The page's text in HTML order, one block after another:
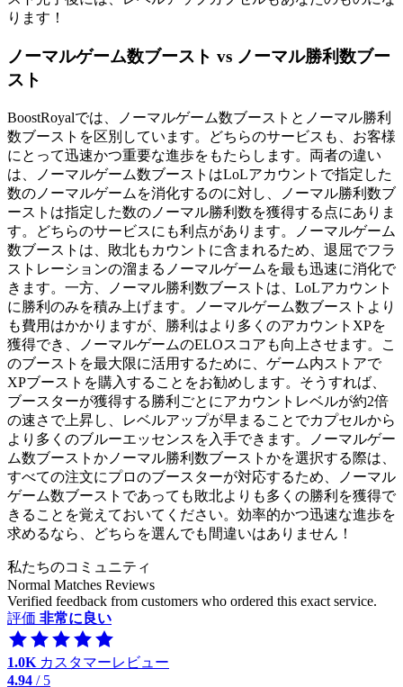
ります！
ノーマルゲーム数ブースト vs ノーマル勝利数ブー
スト
BoostRoyalでは、ノーマルゲーム数ブーストとノーマル勝利
数ブーストを区別しています。どちらのサービスも、お客様
にとって迅速かつ重要な進歩をもたらします。両者の違い
は、ノーマルゲーム数ブーストはLoLアカウントで指定した
数のノーマルゲームを消化するのに対し、ノーマル勝利数ブ
ーストは指定した数のノーマル勝利数を獲得する点にありま
す。どちらのサービスにも利点があります。ノーマルゲーム
数ブーストは、敗北もカウントに含まれるため、退屈でフラ
ストレーションの溜まるノーマルゲームを最も迅速に消化で
きます。一方、ノーマル勝利数ブーストは、LoLアカウント
に勝利のみを積み上げます。ノーマルゲーム数ブーストより
も費用はかかりますが、勝利はより多くのアカウントXPを
獲得でき、ノーマルゲームのELOスコアも向上させます。こ
のブーストを最大限に活用するために、ゲーム内ストアで
XPブーストを購入することをお勧めします。そうすれば、
ブースターが獲得する勝利ごとにアカウントレベルが約2倍
の速さで上昇し、レベルアップが早まることでカプセルから
より多くのブルーエッセンスを入手できます。ノーマルゲー
ム数ブーストかノーマル勝利数ブーストかを選択する際は、
すべての注文にプロのブースターが対応するため、ノーマル
ゲーム数ブーストであっても敗北よりも多くの勝利を獲得で
きることを覚えておいてください。効率的かつ迅速な進歩を
求めるなら、どちらを選んでも間違いはありません！
私たちのコミュニティ
Normal Matches Reviews
Verified feedback from customers who ordered this exact service.
評価 非常に良い
1.0K カスタマーレビュー
4.94 / 5